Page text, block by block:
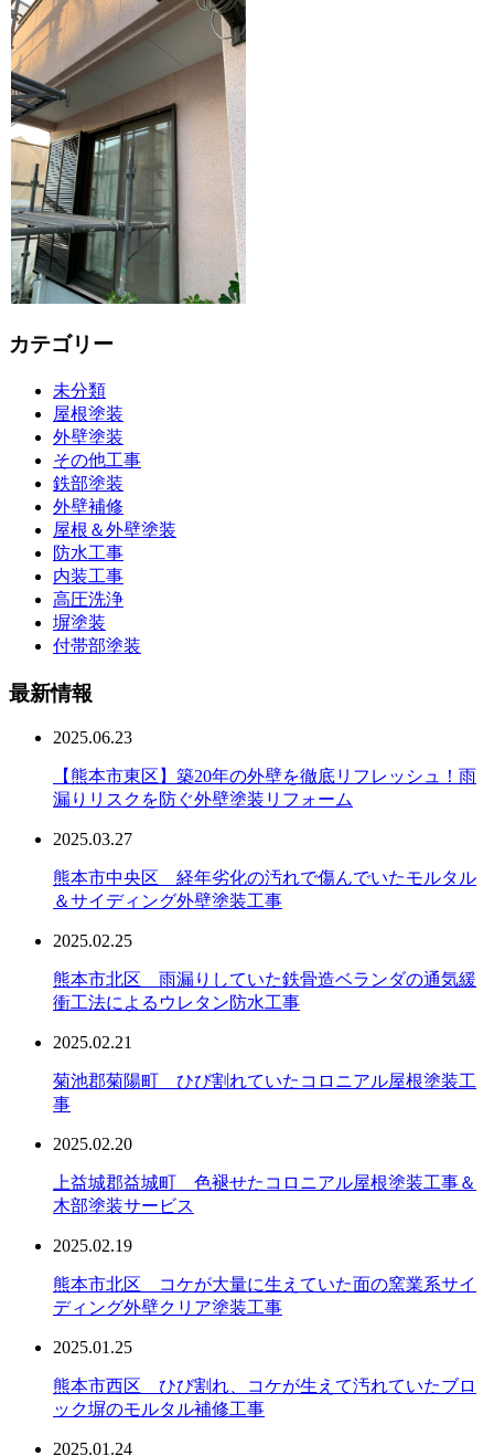
カテゴリー
未分類
屋根塗装
外壁塗装
その他工事
鉄部塗装
外壁補修
屋根＆外壁塗装
防水工事
内装工事
高圧洗浄
塀塗装
付帯部塗装
最新情報
2025.06.23
【熊本市東区】築20年の外壁を徹底リフレッシュ！雨
漏りリスクを防ぐ外壁塗装リフォーム
2025.03.27
熊本市中央区 経年劣化の汚れで傷んでいたモルタル
＆サイディング外壁塗装工事
2025.02.25
熊本市北区 雨漏りしていた鉄骨造ベランダの通気緩
衝工法によるウレタン防水工事
2025.02.21
菊池郡菊陽町 ひび割れていたコロニアル屋根塗装工
事
2025.02.20
上益城郡益城町 色褪せたコロニアル屋根塗装工事＆
木部塗装サービス
2025.02.19
熊本市北区 コケが大量に生えていた面の窯業系サイ
ディング外壁クリア塗装工事
2025.01.25
熊本市西区 ひび割れ、コケが生えて汚れていたブロ
ック塀のモルタル補修工事
2025.01.24